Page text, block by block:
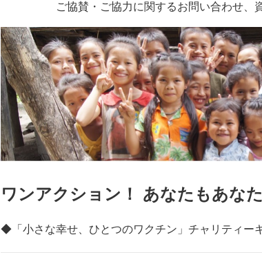
ご協賛・ご協力に関するお問い合わせ、
ワンアクション！ あなたもあな
◆「小さな幸せ、ひとつのワクチン」チャリティー